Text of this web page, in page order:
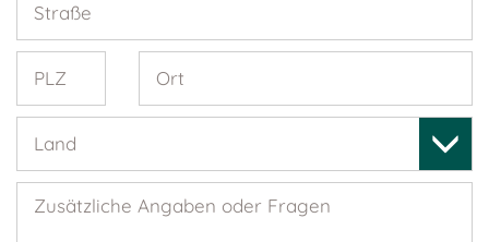
Straße
PLZ Ort
Land
Zusätzliche Angaben oder Fragen